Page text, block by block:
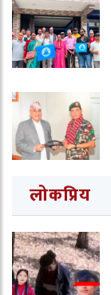
लोकप्रिय